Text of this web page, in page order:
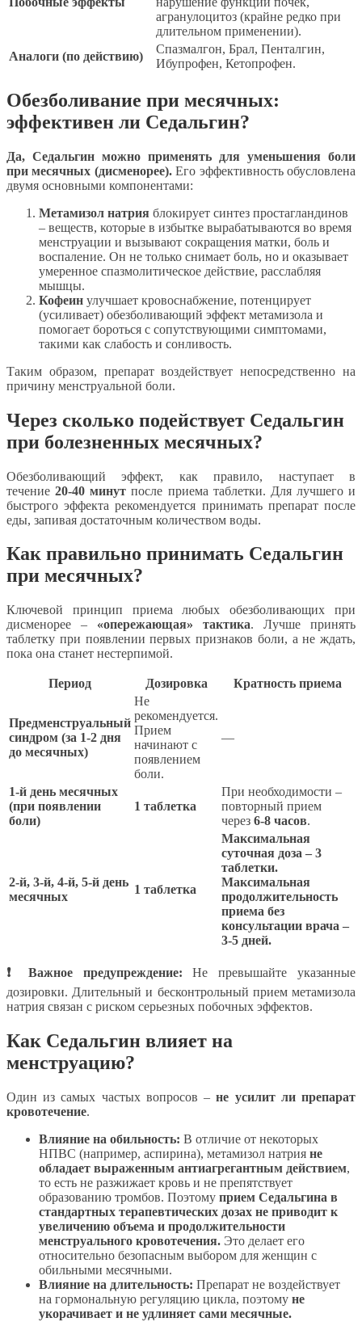
агранулоцитоз (крайне редко при
длительном применении).
Аналоги (по действию)
Спазмалгон, Брал, Пенталгин,
Ибупрофен, Кетопрофен.
Обезболивание при месячных:
эффективен ли Седальгин?
Да, Седальгин можно применять для уменьшения боли
при месячных (дисменорее).Его эффективность обусловлена
двумя основными компонентами:
Метамизол натрия блокирует синтез простагландинов
– веществ, которые в избытке вырабатываются во время
менструации и вызывают сокращения матки, боль и
воспаление. Он не только снимает боль, но и оказывает
умеренное спазмолитическое действие, расслабляя
мышцы.
Кофеин улучшает кровоснабжение, потенцирует
(усиливает) обезболивающий эффект метамизола и
помогает бороться с сопутствующими симптомами,
такими как слабость и сонливость.
Таким образом, препарат воздействует непосредственно на
причину менструальной боли.
Через сколько подействует Седальгин
при болезненных месячных?
Обезболивающий эффект, как правило, наступает в
течение20-40 минут после приема таблетки. Для лучшего и
быстрого эффекта рекомендуется принимать препарат после
еды, запивая достаточным количеством воды.
Как правильно принимать Седальгин
при месячных?
Ключевой принцип приема любых обезболивающих при
дисменорее – «опережающая» тактика. Лучше принять
таблетку при появлении первых признаков боли, а не ждать,
пока она станет нестерпимой.
Период Дозировка Кратность приема
Предменструальный
синдром (за 1-2 дня
до месячных)
Не
рекомендуется.
Прием
начинают с
появлением
боли.
—
1-й день месячных
(при появлении
боли)
1 таблетка
При необходимости –
повторный прием
через 6-8 часов.
2-й, 3-й, 4-й, 5-й день
месячных
1 таблетка
Максимальная
суточная доза – 3
таблетки.
Максимальная
продолжительность
приема без
консультации врача –
3-5 дней.
❗ Важное предупреждение: Не превышайте указанные
дозировки. Длительный и бесконтрольный прием метамизола
натрия связан с риском серьезных побочных эффектов.
Как Седальгин влияет на
менструацию?
Один из самых частых вопросов –не усилит ли препарат
кровотечение.
Влияние на обильность: В отличие от некоторых
НПВС (например, аспирина), метамизол натрия не
обладает выраженным антиагрегантным действием,
то есть не разжижает кровь и не препятствует
образованию тромбов. Поэтому прием Седальгина в
стандартных терапевтических дозах не приводит к
увеличению объема и продолжительности
менструального кровотечения. Это делает его
относительно безопасным выбором для женщин с
обильными месячными.
Влияние на длительность: Препарат не воздействует
на гормональную регуляцию цикла, поэтому не
укорачивает и не удлиняет сами месячные.